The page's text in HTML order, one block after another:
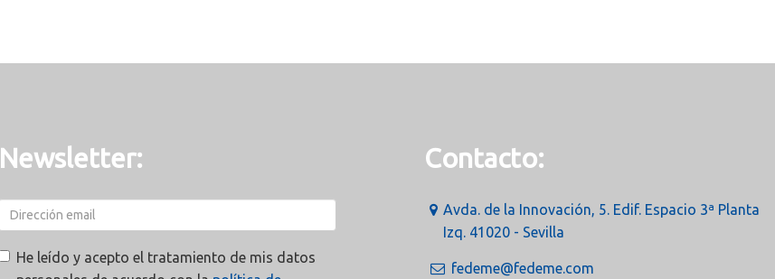
Newsletter:
He leído y acepto el tratamiento de mis datos
Contacto:
Avda. de la Innovación, 5. Edif. Espacio 3ª Planta
Izq. 41020 - Sevilla
fedeme@fedeme.com